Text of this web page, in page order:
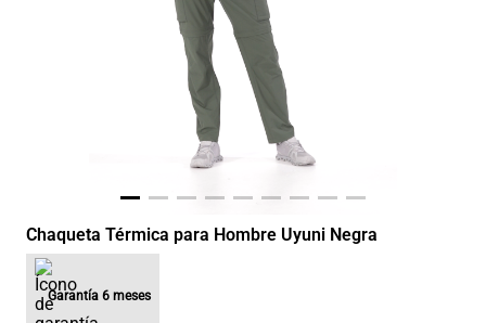
Chaqueta Térmica para Hombre Uyuni Negra
Garantía 6 meses